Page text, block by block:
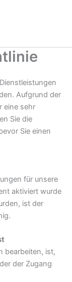
Aufgrund der
eine sehr
Sie die
Sie einen
für unsere
aktiviert wurde
ist der
bearbeiten, ist,
der Zugang